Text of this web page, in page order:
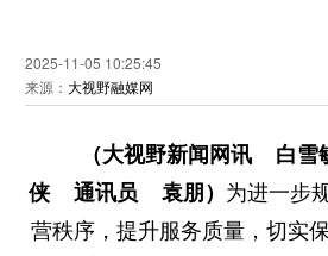
2025-11-05 10:25:45
来源： 大视野融媒网
（大视野新闻网讯 白
侠 通讯员 袁朋） 为进一步
营秩序，提升服务质量，切实